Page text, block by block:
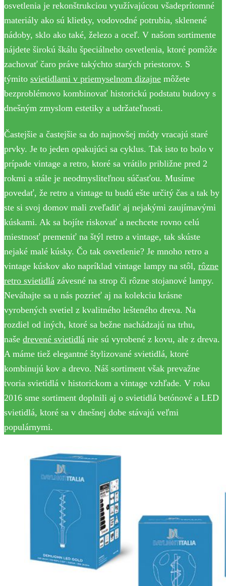
osvetlenia je rekonštrukciou využívajúcou všadeprítomné
materiály ako sú klietky, vodovodné potrubia, sklenené
nádoby, sklo ako také, železo a oceľ. V našom sortimente
nájdete širokú škálu špeciálneho osvetlenia, ktoré pomôže
zachovať čaro práve takýchto starých priestorov. S
týmito svietidlami v priemyselnom dizajne môžete
bezproblémovo kombinovať historickú podstatu budovy s
dnešným zmyslom estetiky a udržateľnosti.
Častejšie a častejšie sa do najnovšej módy vracajú staré
prvky. Je to jeden opakujúci sa cyklus. Tak isto to bolo v
prípade vintage a retro, ktoré sa vrátilo približne pred 2
rokmi a stále je neodmysliteľnou súčasťou. Musíme
povedať, že retro a vintage tu budú ešte určitý čas a tak by
ste si svoj domov mali zveľadiť aj nejakými zaujímavými
kúskami. Ak sa bojíte riskovať a nechcete rovno celú
miestnosť premeniť na štýl retro a vintage, tak skúste
nejaké malé kúsky. Čo tak osvetlenie? Je mnoho retro a
vintage kúskov ako napríklad vintage lampy na stôl, rôzne
retro svietidlá závesné na strop či rôzne stojanové lampy.
Neváhajte sa u nás pozrieť aj na kolekciu krásne
vyrobených svetiel z kvalitného lešteného dreva. Na
rozdiel od iných, ktoré sa bežne nachádzajú na trhu,
naše drevené svietidlá nie sú vyrobené z kovu, ale z dreva.
A máme tiež elegantné štylizované svietidlá, ktoré
kombinujú kov a drevo. Náš sortiment však prevažne
tvoria svietidlá v historickom a vintage vzhľade. V roku
2016 sme sortiment doplnili aj o svietidlá betónové a LED
svietidlá, ktoré sa v dnešnej dobe stávajú veľmi
populárnymi.